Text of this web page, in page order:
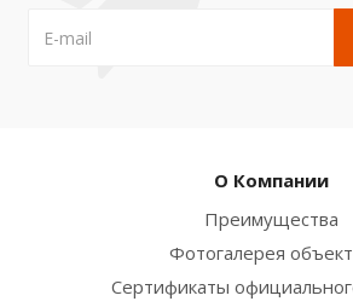
О Компании
Преимущества
Фотогалерея
Сертификаты